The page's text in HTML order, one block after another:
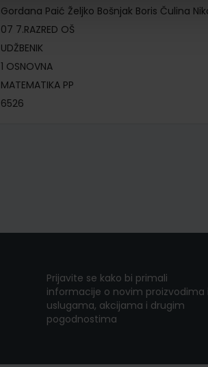
Gordana Paić Željko Bošnjak Boris Čulina
07 7.RAZRED OŠ
UDŽBENIK
1 OSNOVNA
MATEMATIKA PP
6526
Prijavite se kako bi primali
informacije o novim proizvodima i
uslugama, akcijama i drugim
pogodnostima